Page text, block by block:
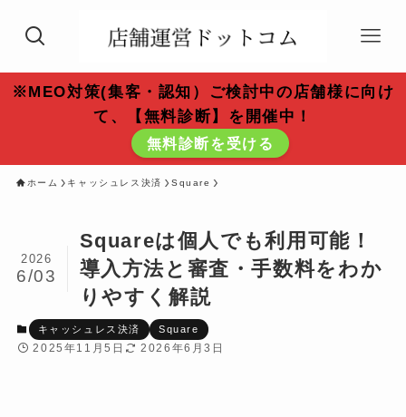
※MEO対策(集客・認知）ご検討中の店舗様に向け
て、【無料診断】を開催中！
無料診断を受ける
ホーム キャッシュレス決済 Square
Squareは個人でも利用可能！
導入方法と審査・手数料をわか
りやすく解説
2026
6/03
キャッシュレス決済 Square
2025年11月5日 2026年6月3日